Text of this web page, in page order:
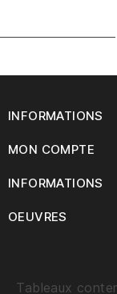
INFORMATIONS
MON COMPTE
INFORMATIONS
OEUVRES
Tableaux